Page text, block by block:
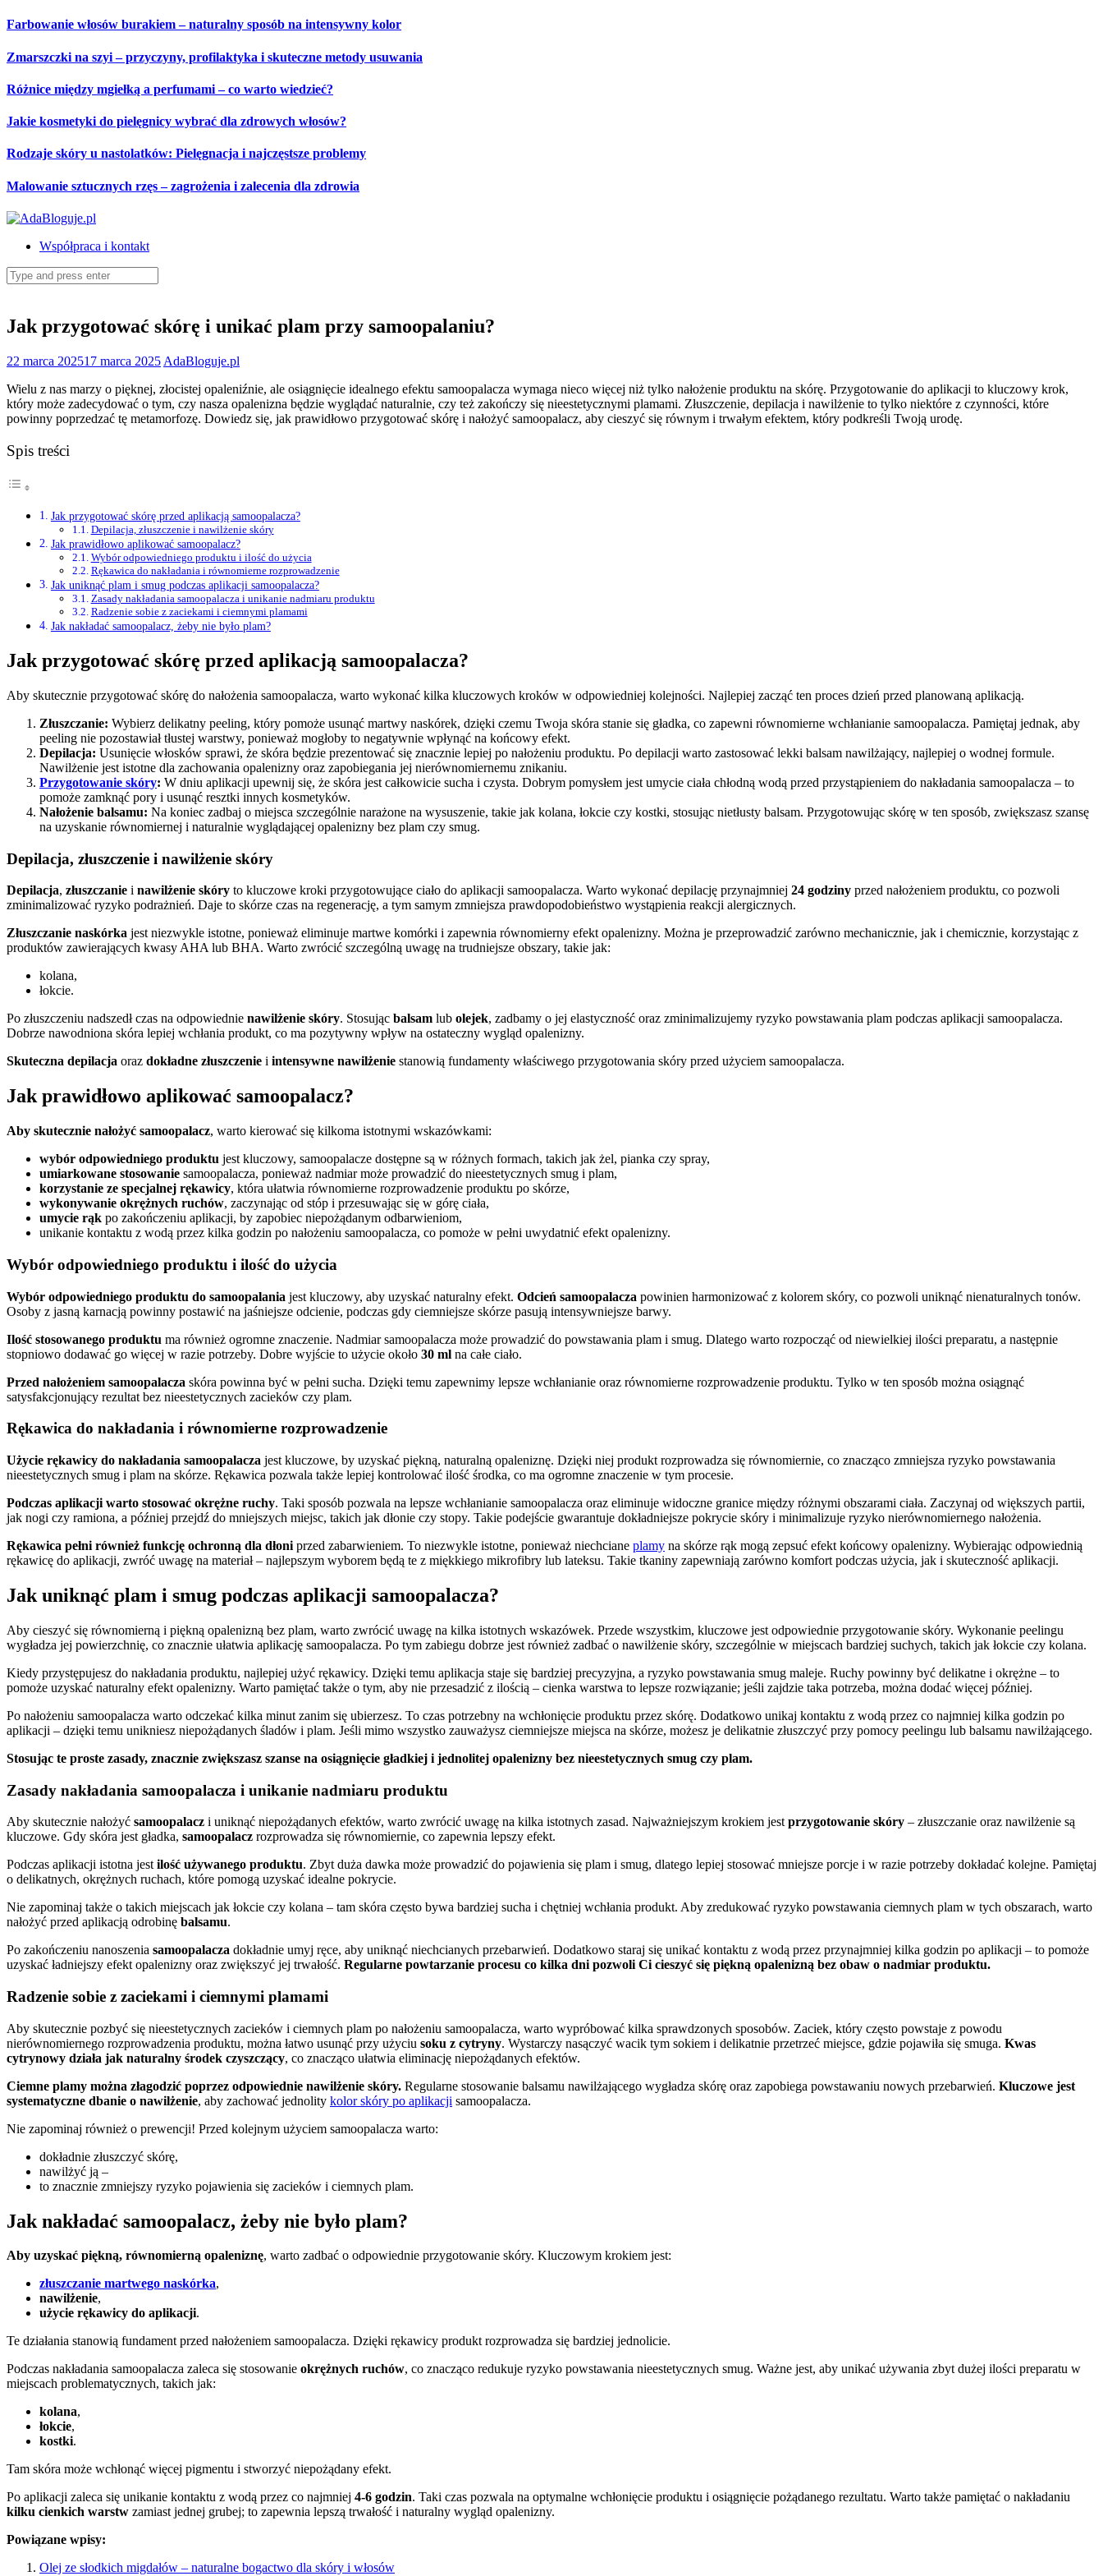
Skip
content
Farbowanie włosów burakiem – naturalny sposób na intensywny kolor
Zmarszczki na szyi – przyczyny, profilaktyka i skuteczne metody usuwania
Różnice między mgiełką a perfumami – co warto wiedzieć?
Jakie kosmetyki do pielęgnicy wybrać dla zdrowych włosów?
Rodzaje skóry u nastolatków: Pielęgnacja i najczęstsze problemy
Malowanie sztucznych rzęs – zagrożenia i zalecenia dla zdrowia
Współpraca i kontakt
Search
for:
Jak przygotować skórę i unikać plam przy samoopalaniu?
22 marca 202517 marca 2025 AdaBloguje.pl
Wielu z nas marzy o pięknej, złocistej opaleniźnie, ale osiągnięcie idealnego efektu samoopalacza wymaga nieco więcej niż tylko nałożenie produktu na skórę. Przygotowanie do aplikacji to kluczowy krok,
który może zadecydować o tym, czy nasza opalenizna będzie wyglądać naturalnie, czy też zakończy się nieestetycznymi plamami. Złuszczenie, depilacja i nawilżenie to tylko niektóre z czynności, które
powinny poprzedzać tę metamorfozę. Dowiedz się, jak prawidłowo przygotować skórę i nałożyć samoopalacz, aby cieszyć się równym i trwałym efektem, który podkreśli Twoją urodę.
Spis treści
Jak przygotować skórę przed aplikacją samoopalacza?
Depilacja, złuszczenie i nawilżenie skóry
Jak prawidłowo aplikować samoopalacz?
Wybór odpowiedniego produktu i ilość do użycia
Rękawica do nakładania i równomierne rozprowadzenie
Jak uniknąć plam i smug podczas aplikacji samoopalacza?
Zasady nakładania samoopalacza i unikanie nadmiaru produktu
Radzenie sobie z zaciekami i ciemnymi plamami
Jak nakładać samoopalacz, żeby nie było plam?
Jak przygotować skórę przed aplikacją samoopalacza?
Aby skutecznie przygotować skórę do nałożenia samoopalacza, warto wykonać kilka kluczowych kroków w odpowiedniej kolejności. Najlepiej zacząć ten proces dzień przed planowaną aplikacją.
Złuszczanie: Wybierz delikatny peeling, który pomoże usunąć martwy naskórek, dzięki czemu Twoja skóra stanie się gładka, co zapewni równomierne wchłanianie samoopalacza. Pamiętaj jednak, aby
peeling nie pozostawiał tłustej warstwy, ponieważ mogłoby to negatywnie wpłynąć na końcowy efekt.
Depilacja: Usunięcie włosków sprawi, że skóra będzie prezentować się znacznie lepiej po nałożeniu produktu. Po depilacji warto zastosować lekki balsam nawilżający, najlepiej o wodnej formule.
Nawilżenie jest istotne dla zachowania opalenizny oraz zapobiegania jej nierównomiernemu znikaniu.
Przygotowanie skóry: W dniu aplikacji upewnij się, że skóra jest całkowicie sucha i czysta. Dobrym pomysłem jest umycie ciała chłodną wodą przed przystąpieniem do nakładania samoopalacza – to
pomoże zamknąć pory i usunąć resztki innych kosmetyków.
Nałożenie balsamu: Na koniec zadbaj o miejsca szczególnie narażone na wysuszenie, takie jak kolana, łokcie czy kostki, stosując nietłusty balsam. Przygotowując skórę w ten sposób, zwiększasz szansę
na uzyskanie równomiernej i naturalnie wyglądającej opalenizny bez plam czy smug.
Depilacja, złuszczenie i nawilżenie skóry
Depilacja, złuszczanie i nawilżenie skóry to kluczowe kroki przygotowujące ciało do aplikacji samoopalacza. Warto wykonać depilację przynajmniej 24 godziny przed nałożeniem produktu, co pozwoli
zminimalizować ryzyko podrażnień. Daje to skórze czas na regenerację, a tym samym zmniejsza prawdopodobieństwo wystąpienia reakcji alergicznych.
Złuszczanie naskórka jest niezwykle istotne, ponieważ eliminuje martwe komórki i zapewnia równomierny efekt opalenizny. Można je przeprowadzić zarówno mechanicznie, jak i chemicznie, korzystając z
produktów zawierających kwasy AHA lub BHA. Warto zwrócić szczególną uwagę na trudniejsze obszary, takie jak:
kolana,
łokcie.
Po złuszczeniu nadszedł czas na odpowiednie nawilżenie skóry. Stosując balsam lub olejek, zadbamy o jej elastyczność oraz zminimalizujemy ryzyko powstawania plam podczas aplikacji samoopalacza.
Dobrze nawodniona skóra lepiej wchłania produkt, co ma pozytywny wpływ na ostateczny wygląd opalenizny.
Skuteczna depilacja oraz dokładne złuszczenie i intensywne nawilżenie stanowią fundamenty właściwego przygotowania skóry przed użyciem samoopalacza.
Jak prawidłowo aplikować samoopalacz?
Aby skutecznie nałożyć samoopalacz, warto kierować się kilkoma istotnymi wskazówkami:
wybór odpowiedniego produktu jest kluczowy, samoopalacze dostępne są w różnych formach, takich jak żel, pianka czy spray,
umiarkowane stosowanie samoopalacza, ponieważ nadmiar może prowadzić do nieestetycznych smug i plam,
korzystanie ze specjalnej rękawicy, która ułatwia równomierne rozprowadzenie produktu po skórze,
wykonywanie okrężnych ruchów, zaczynając od stóp i przesuwając się w górę ciała,
umycie rąk po zakończeniu aplikacji, by zapobiec niepożądanym odbarwieniom,
unikanie kontaktu z wodą przez kilka godzin po nałożeniu samoopalacza, co pomoże w pełni uwydatnić efekt opalenizny.
Wybór odpowiedniego produktu i ilość do użycia
Wybór odpowiedniego produktu do samoopalania jest kluczowy, aby uzyskać naturalny efekt. Odcień samoopalacza powinien harmonizować z kolorem skóry, co pozwoli uniknąć nienaturalnych tonów.
Osoby z jasną karnacją powinny postawić na jaśniejsze odcienie, podczas gdy ciemniejsze skórze pasują intensywniejsze barwy.
Ilość stosowanego produktu ma również ogromne znaczenie. Nadmiar samoopalacza może prowadzić do powstawania plam i smug. Dlatego warto rozpocząć od niewielkiej ilości preparatu, a następnie
stopniowo dodawać go więcej w razie potrzeby. Dobre wyjście to użycie około 30 ml na całe ciało.
Przed nałożeniem samoopalacza skóra powinna być w pełni sucha. Dzięki temu zapewnimy lepsze wchłanianie oraz równomierne rozprowadzenie produktu. Tylko w ten sposób można osiągnąć
satysfakcjonujący rezultat bez nieestetycznych zacieków czy plam.
Rękawica do nakładania i równomierne rozprowadzenie
Użycie rękawicy do nakładania samoopalacza jest kluczowe, by uzyskać piękną, naturalną opaleniznę. Dzięki niej produkt rozprowadza się równomiernie, co znacząco zmniejsza ryzyko powstawania
nieestetycznych smug i plam na skórze. Rękawica pozwala także lepiej kontrolować ilość środka, co ma ogromne znaczenie w tym procesie.
Podczas aplikacji warto stosować okrężne ruchy. Taki sposób pozwala na lepsze wchłanianie samoopalacza oraz eliminuje widoczne granice między różnymi obszarami ciała. Zaczynaj od większych partii,
jak nogi czy ramiona, a później przejdź do mniejszych miejsc, takich jak dłonie czy stopy. Takie podejście gwarantuje dokładniejsze pokrycie skóry i minimalizuje ryzyko nierównomiernego nałożenia.
Rękawica pełni również funkcję ochronną dla dłoni przed zabarwieniem. To niezwykle istotne, ponieważ niechciane plamy na skórze rąk mogą zepsuć efekt końcowy opalenizny. Wybierając odpowiednią
rękawicę do aplikacji, zwróć uwagę na materiał – najlepszym wyborem będą te z miękkiego mikrofibry lub lateksu. Takie tkaniny zapewniają zarówno komfort podczas użycia, jak i skuteczność aplikacji.
Jak uniknąć plam i smug podczas aplikacji samoopalacza?
Aby cieszyć się równomierną i piękną opalenizną bez plam, warto zwrócić uwagę na kilka istotnych wskazówek. Przede wszystkim, kluczowe jest odpowiednie przygotowanie skóry. Wykonanie peelingu
wygładza jej powierzchnię, co znacznie ułatwia aplikację samoopalacza. Po tym zabiegu dobrze jest również zadbać o nawilżenie skóry, szczególnie w miejscach bardziej suchych, takich jak łokcie czy kolana.
Kiedy przystępujesz do nakładania produktu, najlepiej użyć rękawicy. Dzięki temu aplikacja staje się bardziej precyzyjna, a ryzyko powstawania smug maleje. Ruchy powinny być delikatne i okrężne – to
pomoże uzyskać naturalny efekt opalenizny. Warto pamiętać także o tym, aby nie przesadzić z ilością – cienka warstwa to lepsze rozwiązanie; jeśli zajdzie taka potrzeba, można dodać więcej później.
Po nałożeniu samoopalacza warto odczekać kilka minut zanim się ubierzesz. To czas potrzebny na wchłonięcie produktu przez skórę. Dodatkowo unikaj kontaktu z wodą przez co najmniej kilka godzin po
aplikacji – dzięki temu unikniesz niepożądanych śladów i plam. Jeśli mimo wszystko zauważysz ciemniejsze miejsca na skórze, możesz je delikatnie złuszczyć przy pomocy peelingu lub balsamu nawilżającego.
Stosując te proste zasady, znacznie zwiększasz szanse na osiągnięcie gładkiej i jednolitej opalenizny bez nieestetycznych smug czy plam.
Zasady nakładania samoopalacza i unikanie nadmiaru produktu
Aby skutecznie nałożyć samoopalacz i uniknąć niepożądanych efektów, warto zwrócić uwagę na kilka istotnych zasad. Najważniejszym krokiem jest przygotowanie skóry – złuszczanie oraz nawilżenie są
kluczowe. Gdy skóra jest gładka, samoopalacz rozprowadza się równomiernie, co zapewnia lepszy efekt.
Podczas aplikacji istotna jest ilość używanego produktu. Zbyt duża dawka może prowadzić do pojawienia się plam i smug, dlatego lepiej stosować mniejsze porcje i w razie potrzeby dokładać kolejne. Pamiętaj
o delikatnych, okrężnych ruchach, które pomogą uzyskać idealne pokrycie.
Nie zapominaj także o takich miejscach jak łokcie czy kolana – tam skóra często bywa bardziej sucha i chętniej wchłania produkt. Aby zredukować ryzyko powstawania ciemnych plam w tych obszarach, warto
nałożyć przed aplikacją odrobinę balsamu.
Po zakończeniu nanoszenia samoopalacza dokładnie umyj ręce, aby uniknąć niechcianych przebarwień. Dodatkowo staraj się unikać kontaktu z wodą przez przynajmniej kilka godzin po aplikacji – to pomoże
uzyskać ładniejszy efekt opalenizny oraz zwiększyć jej trwałość. Regularne powtarzanie procesu co kilka dni pozwoli Ci cieszyć się piękną opalenizną bez obaw o nadmiar produktu.
Radzenie sobie z zaciekami i ciemnymi plamami
Aby skutecznie pozbyć się nieestetycznych zacieków i ciemnych plam po nałożeniu samoopalacza, warto wypróbować kilka sprawdzonych sposobów. Zaciek, który często powstaje z powodu
nierównomiernego rozprowadzenia produktu, można łatwo usunąć przy użyciu soku z cytryny. Wystarczy nasączyć wacik tym sokiem i delikatnie przetrzeć miejsce, gdzie pojawiła się smuga. Kwas
cytrynowy działa jak naturalny środek czyszczący, co znacząco ułatwia eliminację niepożądanych efektów.
Ciemne plamy można złagodzić poprzez odpowiednie nawilżenie skóry. Regularne stosowanie balsamu nawilżającego wygładza skórę oraz zapobiega powstawaniu nowych przebarwień. Kluczowe jest
systematyczne dbanie o nawilżenie, aby zachować jednolity kolor skóry po aplikacji samoopalacza.
Nie zapominaj również o prewencji! Przed kolejnym użyciem samoopalacza warto:
dokładnie złuszczyć skórę,
nawilżyć ją –
to znacznie zmniejszy ryzyko pojawienia się zacieków i ciemnych plam.
Jak nakładać samoopalacz, żeby nie było plam?
Aby uzyskać piękną, równomierną opaleniznę, warto zadbać o odpowiednie przygotowanie skóry. Kluczowym krokiem jest:
złuszczanie martwego naskórka,
nawilżenie,
użycie rękawicy do aplikacji.
Te działania stanowią fundament przed nałożeniem samoopalacza. Dzięki rękawicy produkt rozprowadza się bardziej jednolicie.
Podczas nakładania samoopalacza zaleca się stosowanie okrężnych ruchów, co znacząco redukuje ryzyko powstawania nieestetycznych smug. Ważne jest, aby unikać używania zbyt dużej ilości preparatu w
miejscach problematycznych, takich jak:
kolana,
łokcie,
kostki.
Tam skóra może wchłonąć więcej pigmentu i stworzyć niepożądany efekt.
Po aplikacji zaleca się unikanie kontaktu z wodą przez co najmniej 4-6 godzin. Taki czas pozwala na optymalne wchłonięcie produktu i osiągnięcie pożądanego rezultatu. Warto także pamiętać o nakładaniu
kilku cienkich warstw zamiast jednej grubej; to zapewnia lepszą trwałość i naturalny wygląd opalenizny.
Powiązane wpisy:
Olej ze słodkich migdałów – naturalne bogactwo dla skóry i włosów